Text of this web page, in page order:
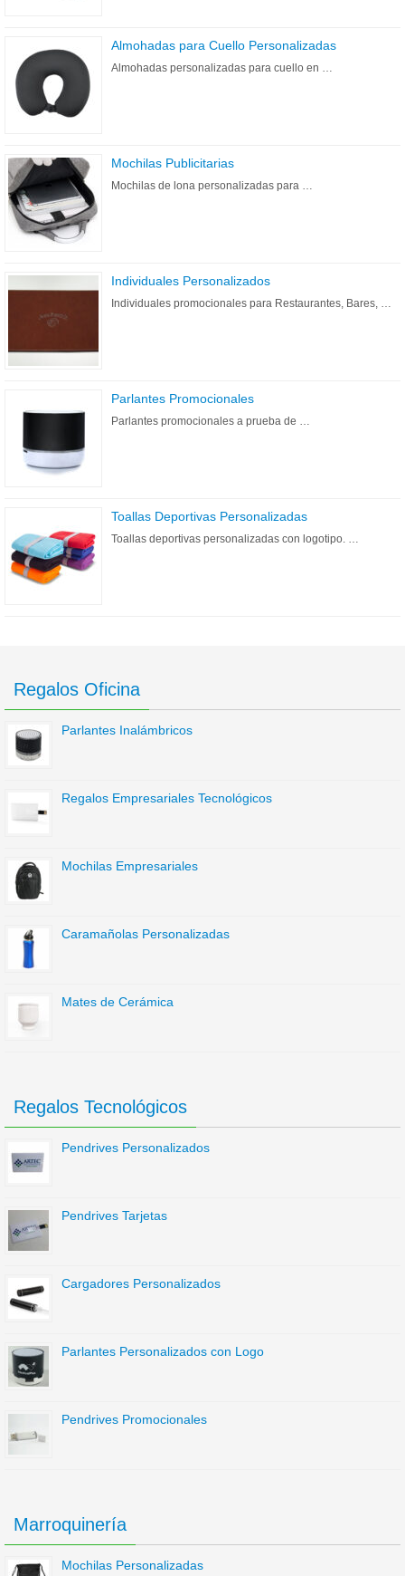
Almohadas para Cuello Personalizadas
Almohadas personalizadas para cuello en …
Mochilas Publicitarias
Mochilas de lona personalizadas para …
Individuales Personalizados
Individuales promocionales para Restaurantes, Bares, …
Parlantes Promocionales
Parlantes promocionales a prueba de …
Toallas Deportivas Personalizadas
Toallas deportivas personalizadas con logotipo. …
Regalos Oficina
Parlantes Inalámbricos
Regalos Empresariales Tecnológicos
Mochilas Empresariales
Caramañolas Personalizadas
Mates de Cerámica
Regalos Tecnológicos
Pendrives Personalizados
Pendrives Tarjetas
Cargadores Personalizados
Parlantes Personalizados con Logo
Pendrives Promocionales
Marroquinería
Mochilas Personalizadas